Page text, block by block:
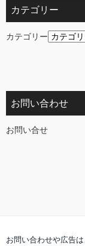
カテゴリー
カテゴリー
お問い合わせ
お問い合せ
お問い合わせや広告は